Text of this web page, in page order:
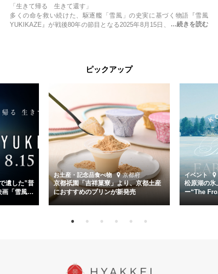
「生きて帰る 生きて還す」
多くの命を救い続けた、駆逐艦「雪風」の史実に基づく物語『雪風
YUKIKAZE』が戦後80年の節目となる2025年8月15日、全国公開され
くの仲間の命を救い帰還させ、戦後まで生き抜き「幸運艦」と呼ばれ
主演は「雪風」の艦長・寺澤一利を演じる竹野内豊。先任伍長・早瀬
幸平を玉木宏が演じるほか、奥平大兼、田中麗奈、石丸幹二、益岡徹
など実力派俳優が共演。そして戦艦大和と運命を共にした帝国海軍・
第二艦隊司令長官、伊藤整一を中井貴一が圧倒的な存在感で演じ切
る。
時代が再び、分断と暴力に揺れる現代。本作は「同じ過ちを繰り返す
道を歩んではいないか」と、彼らが命をかけて守りたいと願っ
た”今”を生きる私達に問いかける。戦後80年、戦争の記憶が薄れゆく
今だからこそ、尊い平和の価値を未来に繋ぐ作品『雪風 YUKIKAZE』
を多くの方にご覧いただきたい。
ピックアップ
遺した”普
画「雪風
お土産・記念品食べ物 京都府
京都祇園「吉祥菓寮」より、京都土産
におすすめのプリンが新発売
イベント
松原湖の氷
ー“The